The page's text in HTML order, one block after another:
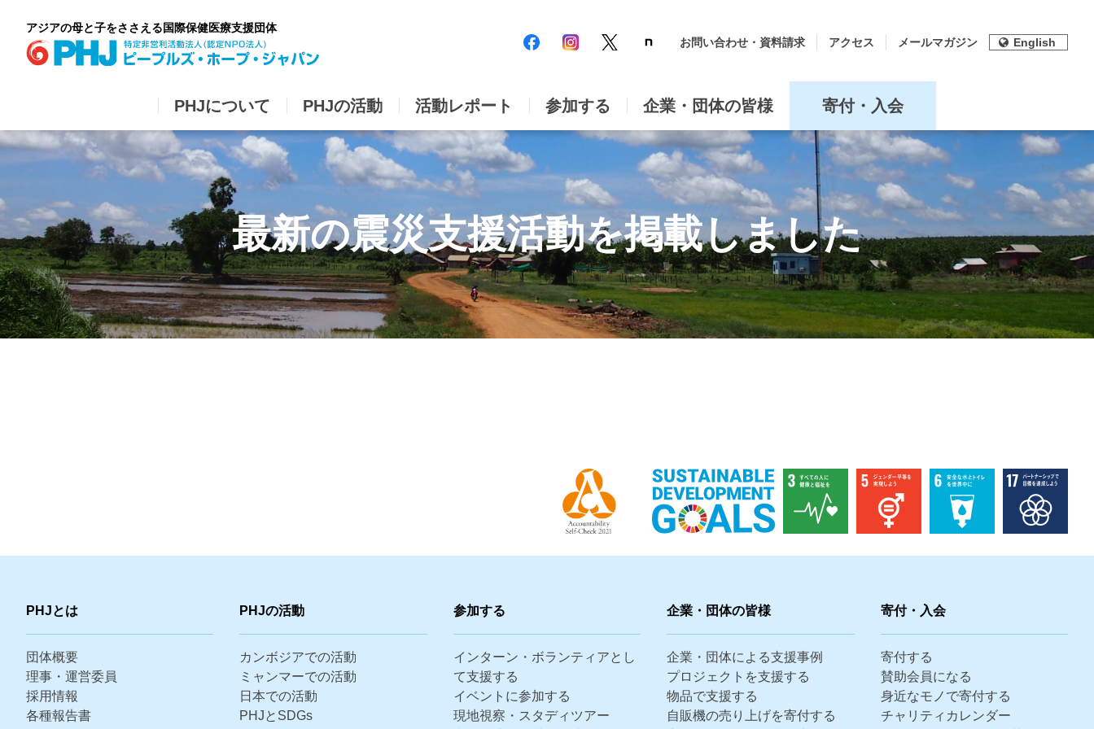
content
アジアの母と子をささえる国際保健医療支援団体
PHJについて PHJの活動 活動レポート 参加する 企業・団体の皆様 寄付・入会
お問い合わせ・資料請求 アクセス メールマガジン English
最新の震災支援活動を掲載しました
PHJとは
団体概要
理事・運営委員
採用情報
各種報告書
PHJの活動
カンボジアでの活動
ミャンマーでの活動
日本での活動
PHJとSDGs
参加する
インターン・ボランティアとし
て支援する
イベントに参加する
現地視察・スタディツアー
企業・団体の皆様
企業・団体による支援事例
プロジェクトを支援する
物品で支援する
自販機の売り上げを寄付する
寄付・入会
寄付する
賛助会員になる
身近なモノで寄付する
チャリティカレンダー